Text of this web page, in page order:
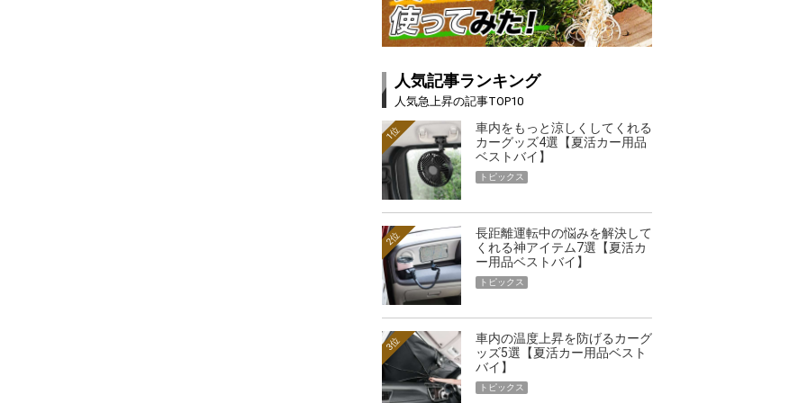
人気記事ランキング
人気急上昇の記事TOP10
車内をもっと涼しくしてくれる
カーグッズ4選【夏活カー用品
ベストバイ】
1位
トピックス
長距離運転中の悩みを解決して
くれる神アイテム7選【夏活カ
ー用品ベストバイ】
2位
トピックス
車内の温度上昇を防げるカーグ
ッズ5選【夏活カー用品ベスト
バイ】
3位
トピックス